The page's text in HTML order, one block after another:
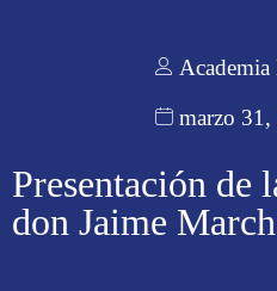
Academia
marzo 31,
Presentación de
don Jaime